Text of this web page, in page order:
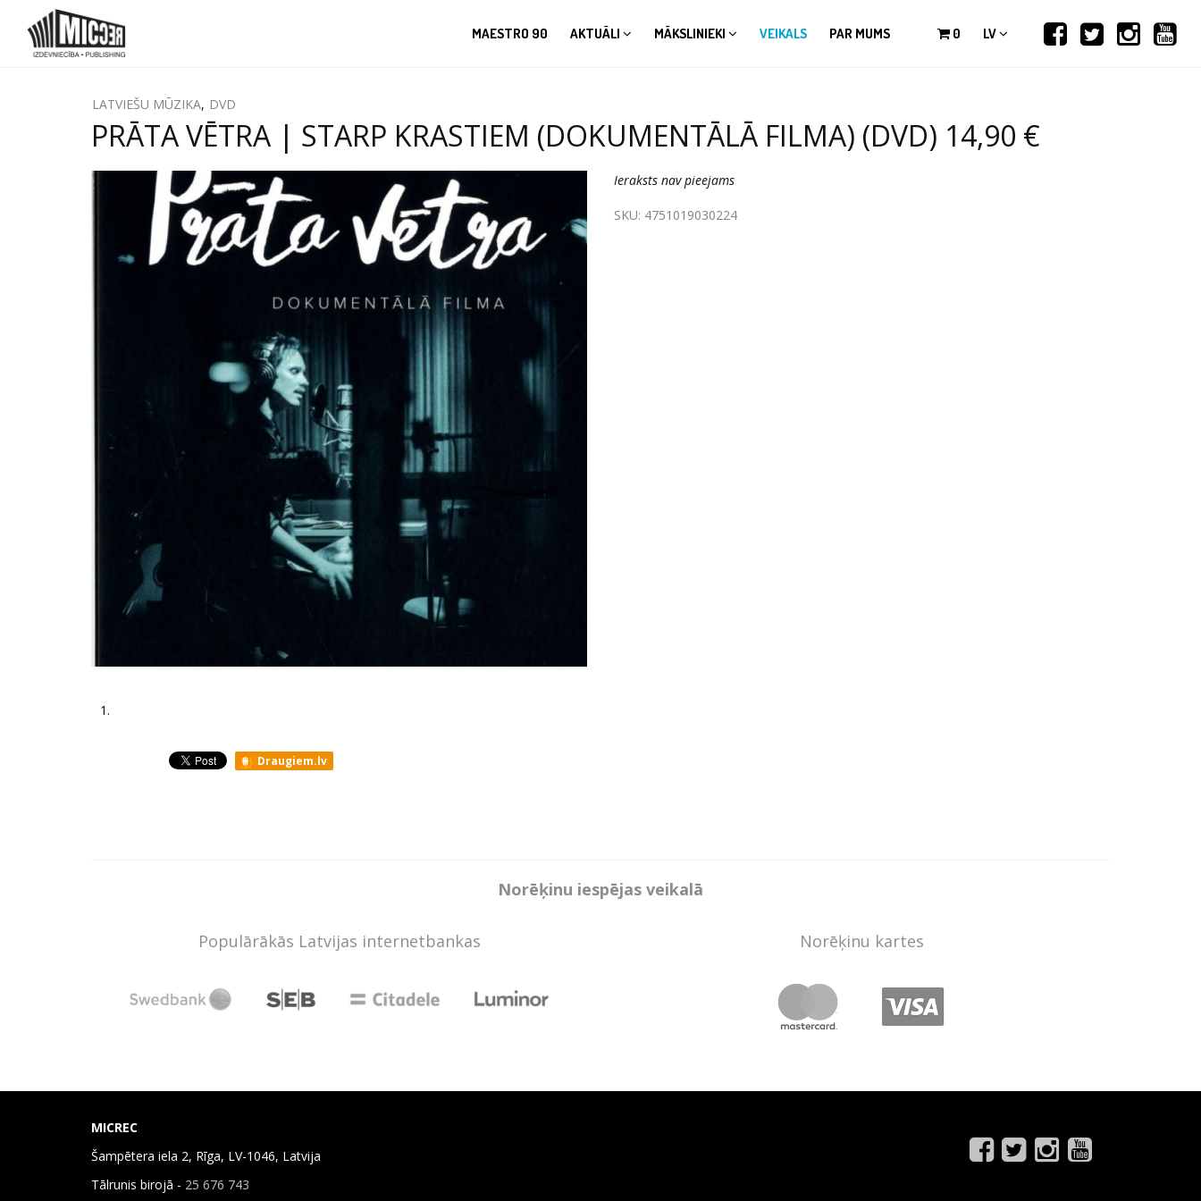
MAESTRO 90 AKTUĀLI MĀKSLINIEKI VEIKALS PAR MUMS 0 LV
LATVIEŠU MŪZIKA, DVD
PRĀTA VĒTRA | STARP KRASTIEM (DOKUMENTĀLĀ FILMA) (DVD) 14,90 €
Ieraksts nav pieejams
SKU: 4751019030224
1.
Draugiem.lv
Norēķinu iespējas veikalā
Populārākās Latvijas internetbankas Norēķinu kartes
MICREC
Šampētera iela 2, Rīga, LV-1046, Latvija
Tālrunis birojā - 25 676 743